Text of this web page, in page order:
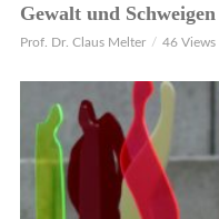
Gewalt und Schweigen
Prof. Dr. Claus Melter 46 Views